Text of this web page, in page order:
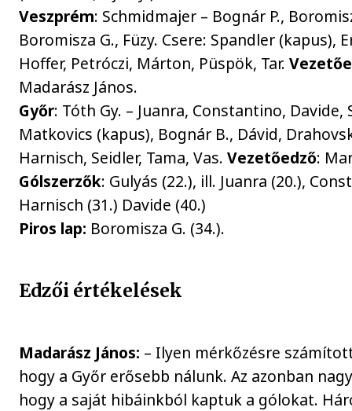
Veszprém: Schmidmajer – Bognár P.,
Boromisza G., Füzy. Csere: Spandler (kapus),
Hoffer, Petróczi, Márton, Püspök, Tar.
Madarász János.
Győr: Tóth Gy. – Juanra, Constantino, Davide,
Matkovics (kapus), Bognár B., Dávid,
Harnisch, Seidler, Tama, Vas.Vezetőedző:
Gólszerzők: Gulyás (22.), ill. Juanra (20.),
Harnisch (31.) Davide (40.)
Piros lap: Boromisza G. (34.).
Edzői értékelések
Madarász János: – Ilyen mérkőzésre
hogy a Győr erősebb nálunk. Az azonban
hogy a saját hibáinkból kaptuk a gólokat.